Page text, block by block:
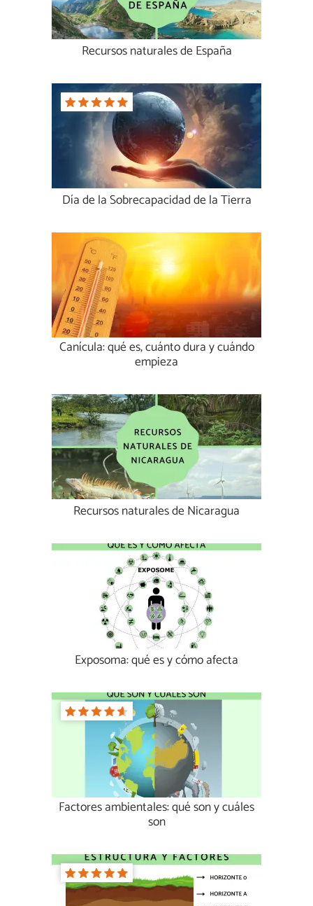
Recursos naturales de España
Día de la Sobrecapacidad de la Tierra
Canícula: qué es, cuánto dura y cuándo
empieza
Recursos naturales de Nicaragua
Exposoma: qué es y cómo afecta
Factores ambientales: qué son y cuáles
son